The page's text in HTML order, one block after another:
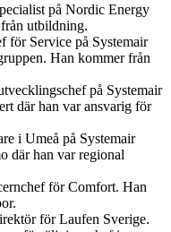
på Nordic Energy
utbildning.
för Service på Systemair
Han kommer från
på Systemair
där han var ansvarig för
i Umeå på Systemair
där han var regional
för Comfort. Han
för Laufen Sverige.